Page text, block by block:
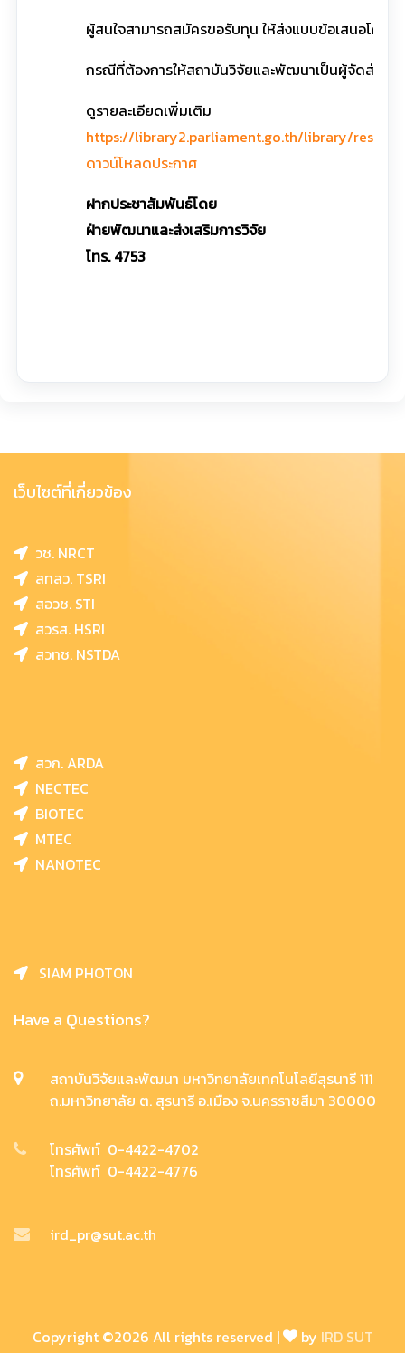
ผู้สนใจสามารถสมัครขอรับทุน ให้ส่งแบบข้อเสนอโคร
กรณีที่ต้องการให้สถาบันวิจัยและพัฒนาเป็นผู้จัดส่งเอ
ดูรายละเอียดเพิ่มเติม
https://library2.parliament.go.th/library/res-
ดาวน์โหลดประกาศ
ฝากประชาสัมพันธ์โดย
ฝ่ายพัฒนาและส่งเสริมการวิจัย
โทร. 4753
เว็บไซต์ที่เกี่ยวข้อง
วช. NRCT
สทสว. TSRI
สอวช. STI
สวรส. HSRI
สวทช. NSTDA
สวก. ARDA
NECTEC
BIOTEC
MTEC
NANOTEC
SIAM PHOTON
Have a Questions?
สถาบันวิจัยและพัฒนา มหาวิทยาลัยเทคโนโลยีสุรนารี 111
ถ.มหาวิทยาลัย ต. สุรนารี อ.เมือง จ.นครราชสีมา 30000
โทรศัพท์ 0-4422-4702
โทรศัพท์ 0-4422-4776
ird_pr@sut.ac.th
Copyright ©2026 All rights reserved | by IRD SUT